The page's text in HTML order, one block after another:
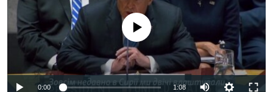
No media source currently available
0:00 1:08